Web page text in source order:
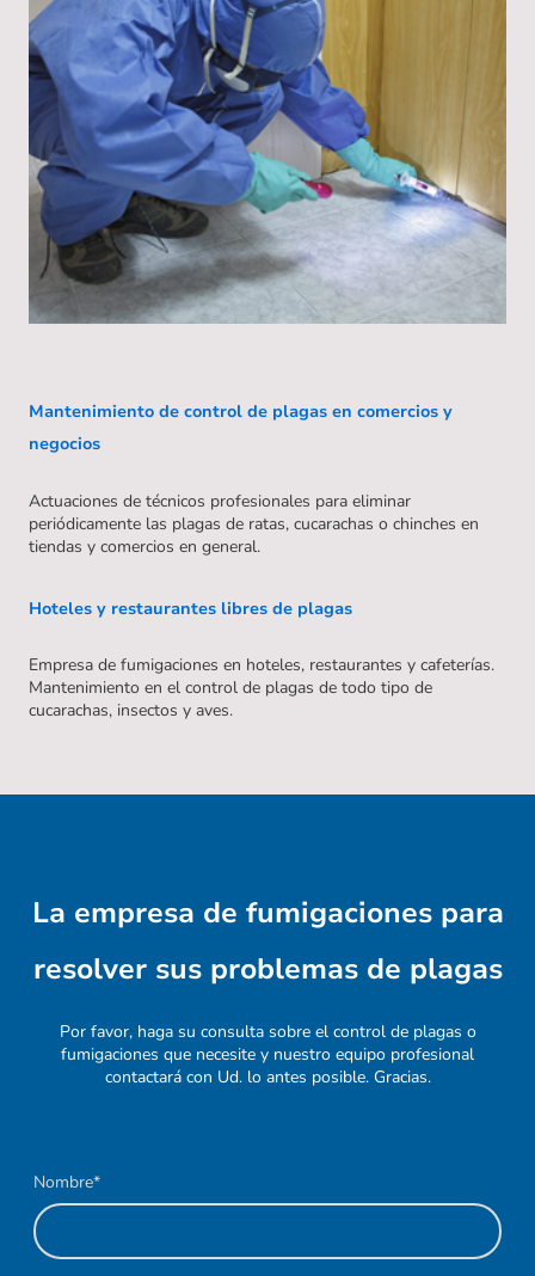
Mantenimiento de control de plagas en comercios y
negocios
Actuaciones de técnicos profesionales para eliminar
periódicamente las plagas de ratas, cucarachas o chinches en
tiendas y comercios en general.
Hoteles y restaurantes libres de plagas
Empresa de fumigaciones en hoteles, restaurantes y cafeterías.
Mantenimiento en el control de plagas de todo tipo de
cucarachas, insectos y aves.
La empresa de fumigaciones para
resolver sus problemas de plagas
Por favor, haga su consulta sobre el control de plagas o
fumigaciones que necesite y nuestro equipo profesional
contactará con Ud. lo antes posible. Gracias.
Nombre*